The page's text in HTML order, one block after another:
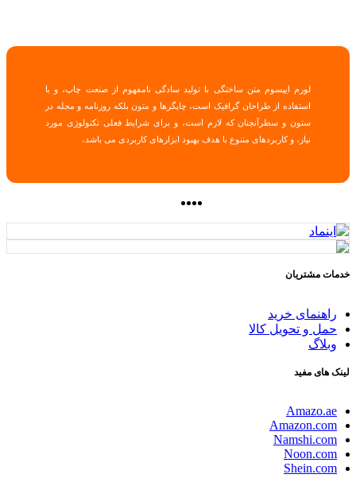
لورم ایپسوم متن ساختگی با تولید سادگی نامفهوم از صنعت چاپ، و با
استفاده از طراحان گرافیک است، چاپگرها و متون بلکه روزنامه و مجله در
ستون و سطرآنچنان که لازم است، و برای شرایط فعلی تکنولوژی مورد
نیاز، و کاربردهای متنوع با هدف بهبود ابزارهای کاربردی می باشد،
خدمات مشتریان
راهنمای خرید
حمل و تحویل کالا
وبلاگ
لینک های مفید
Amazo.ae
Amazon.com
Namshi.com
Noon.com
Shein.com